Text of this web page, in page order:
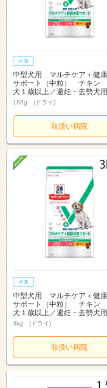
中型犬用 マルチケア＋健
サポート（中粒） チキン
犬１歳以上／避妊・去勢犬
180g (ドライ)
取扱い病院
中型犬用 マルチケア＋健
サポート（中粒） チキン
犬１歳以上／避妊・去勢犬
3kg (ドライ)
取扱い病院